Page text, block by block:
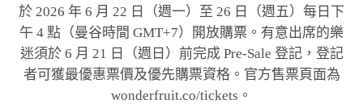
於 2026 年 6 月 22 日（週一）至 26 日（週五）每日下
午 4 點（曼谷時間 GMT+7）開放購票。有意出席的樂
迷須於 6 月 21 日（週日）前完成 Pre-Sale 登記，登記
者可獲最優惠票價及優先購票資格。官方售票頁面為
wonderfruit.co/tickets。